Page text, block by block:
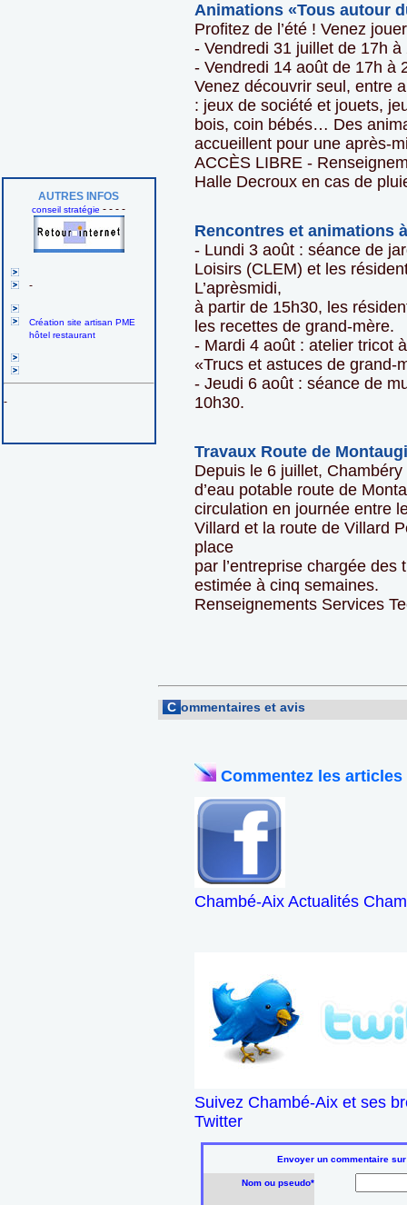
AUTRES INFOS
conseil stratégie - - - -
-
Création site artisan PME
hôtel restaurant
-
Animations «Tous autour
Profitez de l’été ! Venez
- Vendredi 31 juillet de 17h
- Vendredi 14 août de 17h à
Venez découvrir seul, entre
: jeux de société et jouets,
bois, coin bébés… Des
accueillent pour une après-
ACCÈS LIBRE -
Halle Decroux en cas de
Rencontres et animations
- Lundi 3 août : séance de
Loisirs (CLEM) et les
L’aprèsmidi,
à partir de 15h30, les
les recettes de grand-mère.
- Mardi 4 août : atelier tricot
«Trucs et astuces de grand-
- Jeudi 6 août : séance de
10h30.
Travaux Route de
Depuis le 6 juillet,
d’eau potable route de
circulation en journée entre
Villard et la route de Villard
place
par l’entreprise chargée
estimée à cinq semaines.
Renseignements Services
C ommentaires et avis
Commentez les
Chambé-Aix Actualités
Suivez Chambé-Aix et ses
Twitter
Envoyer un commentaire
Nom ou pseudo*